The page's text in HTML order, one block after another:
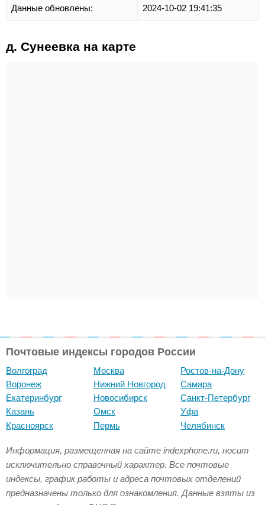
Данные обновлены: 2024-10-02 19:41:35
д. Сунеевка на карте
Почтовые индексы городов России
Волгоград
Воронеж
Екатеринбург
Казань
Красноярск
Москва
Нижний Новгород
Новосибирск
Омск
Пермь
Ростов-на-Дону
Самара
Санкт-Петербург
Уфа
Челябинск
Информация, размещенная на сайте indexphone.ru, носит
исключительно справочный характер. Все почтовые
индексы, график работы и адреса почтовых отделений
предназначены только для ознакомления. Данные взяты из